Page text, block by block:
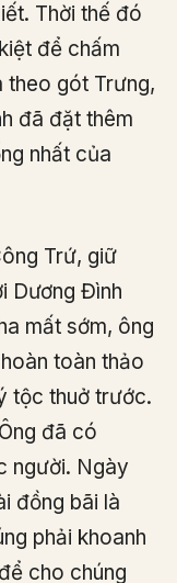
Thời thế đó
để chấm
theo gót Trưng,
đã đặt thêm
nhất của
Trứ, giữ
Dương Đình
mất sớm, ông
toàn thảo
tộc thuở trước.
đã có
người. Ngày
đồng bãi là
phải khoanh
cho chúng